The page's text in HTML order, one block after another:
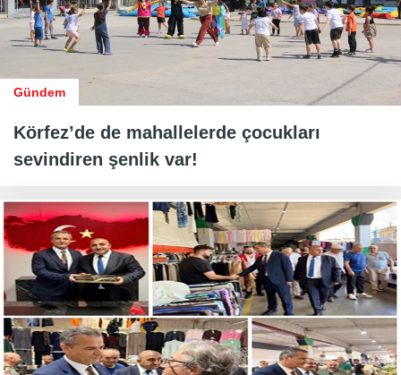
Gündem
Körfez’de de mahallelerde çocukları
sevindiren şenlik var!